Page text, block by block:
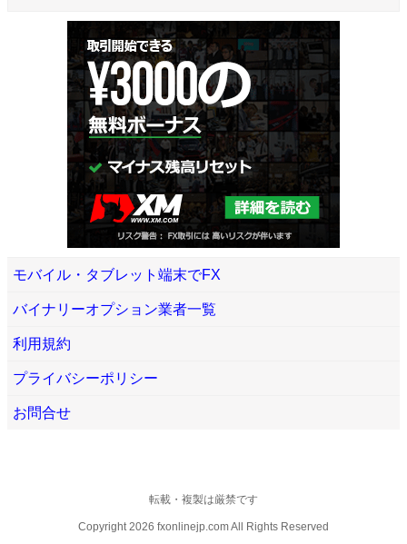
モバイル・タブレット端末でFX
バイナリーオプション業者一覧
利用規約
プライバシーポリシー
お問合せ
転載・複製は厳禁です
Copyright 2026 fxonlinejp.com All Rights Reserved